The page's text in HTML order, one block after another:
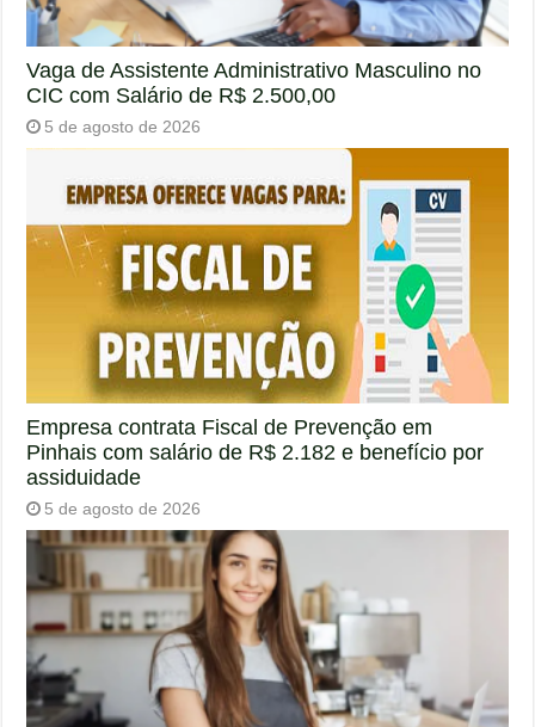
Vaga de Assistente Administrativo Masculino no
CIC com Salário de R$ 2.500,00
5 de agosto de 2026
Empresa contrata Fiscal de Prevenção em
Pinhais com salário de R$ 2.182 e benefício por
assiduidade
5 de agosto de 2026